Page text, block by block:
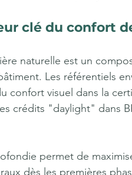
clé du confort
naturelle est un
Les référentiels
confort visuel dans la
crédits "daylight" dans
permet de
dès les premières